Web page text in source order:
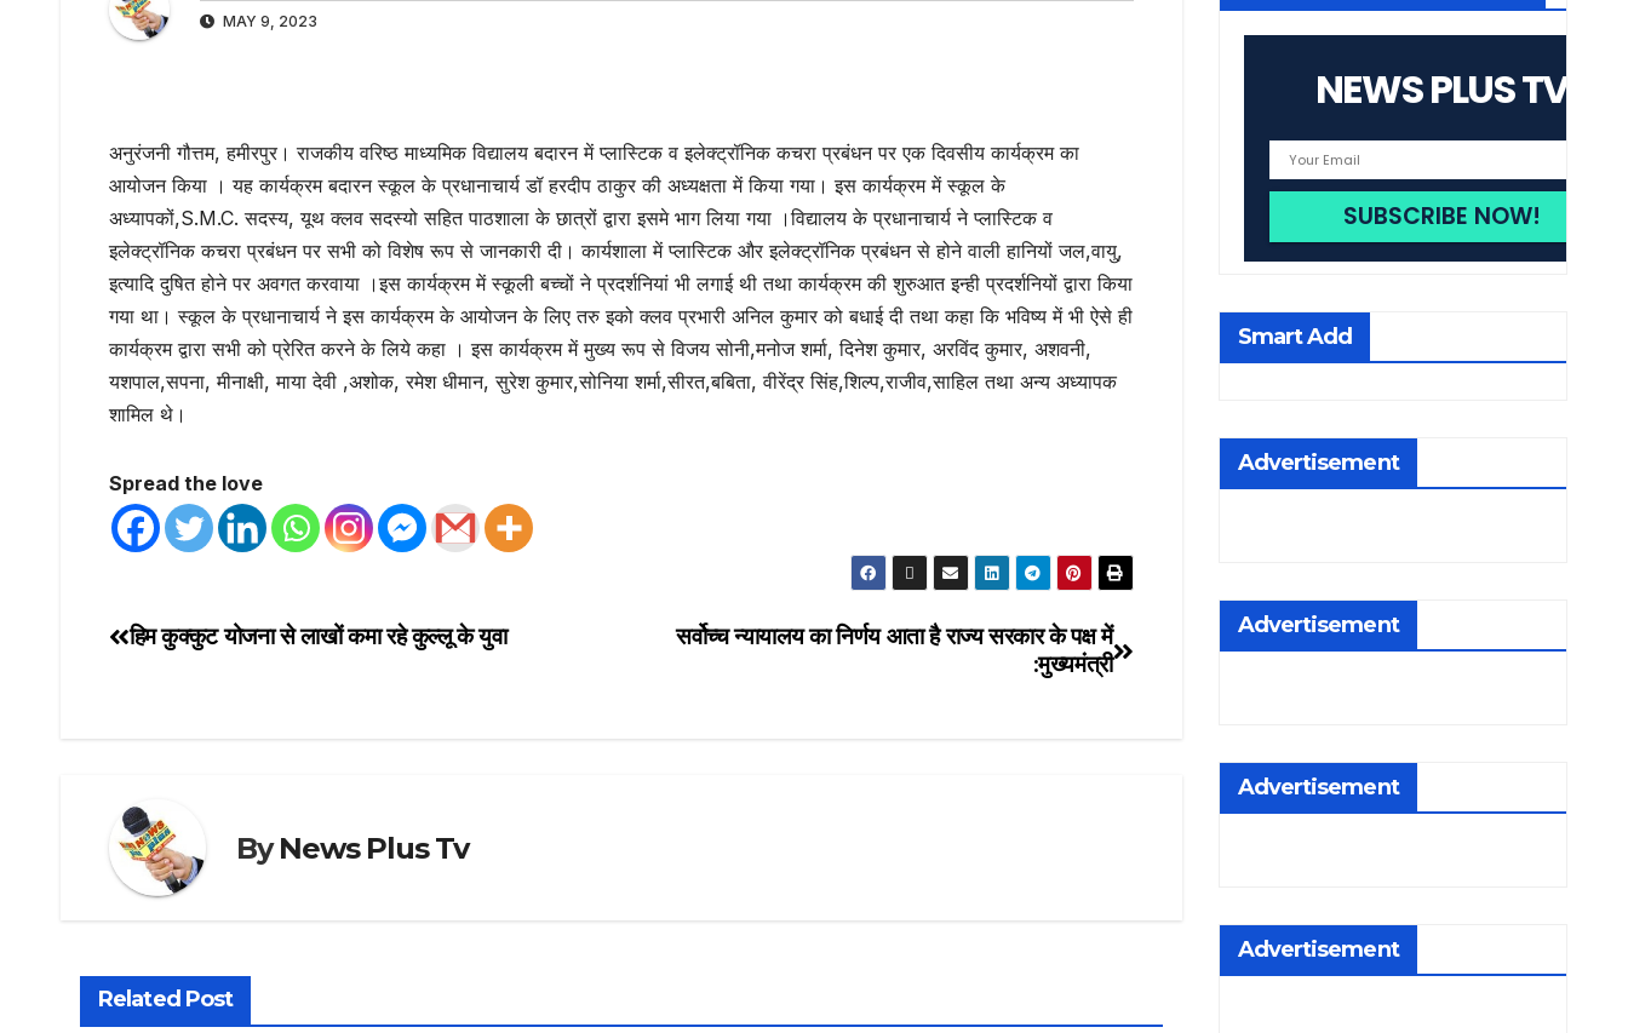
MAY 9, 2023
अनुरंजनी गौत्तम, हमीरपुर। राजकीय वरिष्ठ माध्यमिक विद्यालय बदारन में प्लास्टिक व इलेक्ट्रॉनिक कचरा प्रबंधन पर एक दिवसीय कार्यक्रम का
आयोजन किया । यह कार्यक्रम बदारन स्कूल के प्रधानाचार्य डॉ हरदीप ठाकुर की अध्यक्षता में किया गया। इस कार्यक्रम में स्कूल के
अध्यापकों,S.M.C. सदस्य, यूथ क्लव सदस्यो सहित पाठशाला के छात्रों द्वारा इसमे भाग लिया गया ।विद्यालय के प्रधानाचार्य ने प्लास्टिक व
इलेक्ट्रॉनिक कचरा प्रबंधन पर सभी को विशेष रूप से जानकारी दी। कार्यशाला में प्लास्टिक और इलेक्ट्रॉनिक प्रबंधन से होने वाली हानियों जल,वायु,
इत्यादि दुषित होने पर अवगत करवाया ।इस कार्यक्रम में स्कूली बच्चों ने प्रदर्शनियां भी लगाई थी तथा कार्यक्रम की शुरुआत इन्ही प्रदर्शनियों द्वारा किया
गया था। स्कूल के प्रधानाचार्य ने इस कार्यक्रम के आयोजन के लिए तरु इको क्लव प्रभारी अनिल कुमार को बधाई दी तथा कहा कि भविष्य में भी ऐसे ही
कार्यक्रम द्वारा सभी को प्रेरित करने के लिये कहा । इस कार्यक्रम में मुख्य रूप से विजय सोनी,मनोज शर्मा, दिनेश कुमार, अरविंद कुमार, अशवनी,
यशपाल,सपना, मीनाक्षी, माया देवी ,अशोक, रमेश धीमान, सुरेश कुमार,सोनिया शर्मा,सीरत,बबिता, वीरेंद्र सिंह,शिल्प,राजीव,साहिल तथा अन्य अध्यापक
शामिल थे।
Spread the love
सर्वोच्च न्यायालय का निर्णय आता है राज्य सरकार के पक्ष में
:मुख्यमंत्री
हिम कुक्कुट योजना से लाखों कमा रहे कुल्लू के युवा
ByNews Plus Tv
Related Post
NEWS PLUS TV
Smart Add
Advertisement
Advertisement
Advertisement
Advertisement